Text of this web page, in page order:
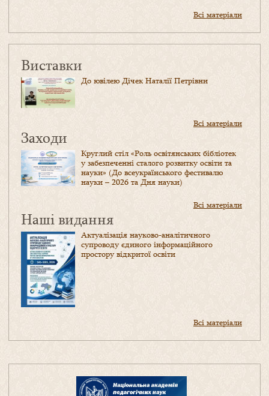
Всі матеріали
Виставки
До ювілею Дічек Наталії Петрівни
Всі матеріали
Заходи
Круглий стіл «Роль освітянських бібліотек
у забезпеченні сталого розвитку освіти та
науки» (До всеукраїнського фестивалю
науки – 2026 та Дня науки)
Всі матеріали
Наші видання
Актуалізація науково-аналітичного
супроводу єдиного інформаційного
простору відкритої освіти
Всі матеріали